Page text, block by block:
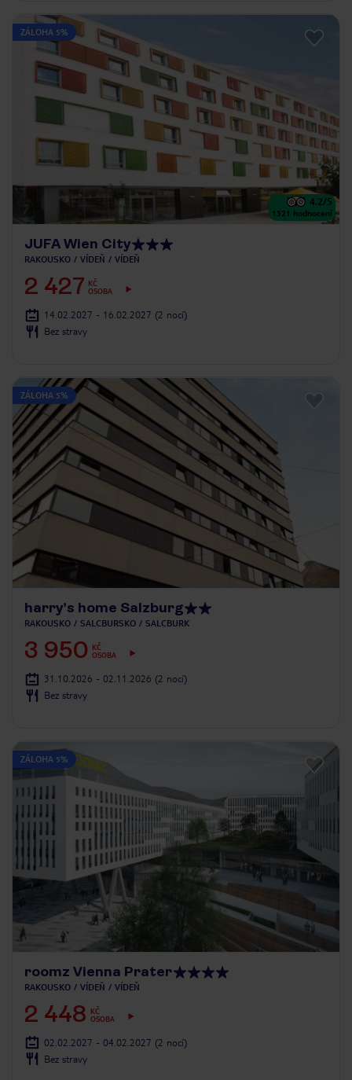
ZÁLOHA 5%
4.2/5
1521 hodnocení
JUFA Wien City
RAKOUSKO VÍDEŇ VÍDEŇ
2 427 KČ
OSOBA
14.02.2027 - 16.02.2027 (2 nocí)
Bez stravy
ZÁLOHA 5%
harry’s home Salzburg
RAKOUSKO SALCBURSKO SALCBURK
3 950
KČ
OSOBA
31.10.2026 - 02.11.2026 (2 nocí)
Bez stravy
ZÁLOHA 5%
roomz Vienna Prater
RAKOUSKO VÍDEŇ VÍDEŇ
2 448
KČ
OSOBA
02.02.2027 - 04.02.2027 (2 nocí)
Bez stravy